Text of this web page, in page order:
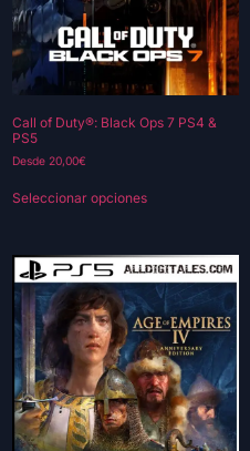
Call of Duty®: Black Ops 7 PS4 &
PS5
Desde 20,00€
Seleccionar opciones